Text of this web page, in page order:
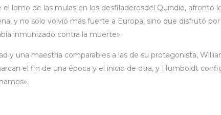
lomo de las mulas en los desfiladerosdel Quindío, afrontó
y no solo volvió más fuerte a Europa, sino que disfrutó
inmunizado contra la muerte».
y una maestría comparables a las de su protagonista,
el fin de una época y el inicio de otra, y Humboldt